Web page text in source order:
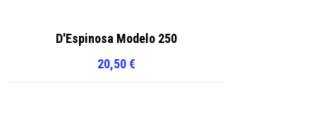
D'Espinosa Modelo 250
20,50€